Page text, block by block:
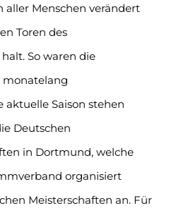
aller Menschen verändert
Toren des
So waren die
aktuelle Saison stehen
Deutschen
in Dortmund, welche
organisiert
Meisterschaften an. Für